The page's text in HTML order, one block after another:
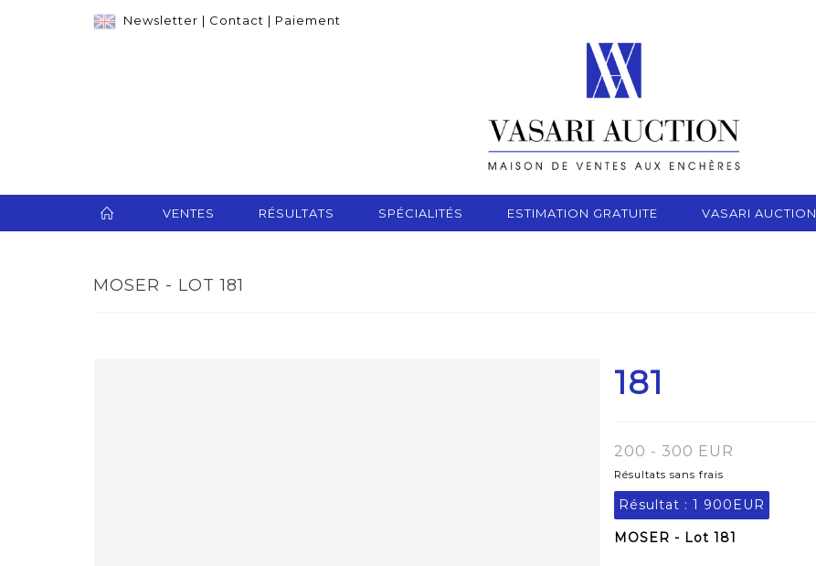
Newsletter | Contact | Paiement
VENTES RÉSULTATS SPÉCIALITÉS ESTIMATION GRATUITE VASARI AUCTION
MOSER - LOT 181
181
200 - 300 EUR
Résultats sans frais
Résultat : 1 900EUR
MOSER - Lot 181